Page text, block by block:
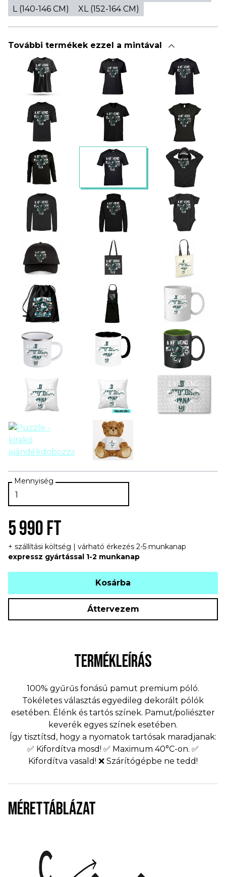
L (140-146 CM)
XL (152-164 CM)
További termékek ezzel a mintával
5 990 FT
+ szállítási költség | várható érkezés 2-5 munkanap
expressz gyártással 1-2 munkanap
Kosárba
Áttervezem
TERMÉKLEÍRÁS
100% gyűrűs fonású pamut premium póló.
Tökéletes választás egyedileg dekorált pólók
esetében. Élénk és tartós színek. Pamut/poliészter
keverék egyes színek esetében.
Így tisztítsd, hogy a nyomatok tartósak maradjanak:
✅ Kifordítva mosd! ✅ Maximum 40°C-on. ✅
Kifordítva vasald! ❌ Szárítógépbe ne tedd!
MÉRETTÁBLÁZAT